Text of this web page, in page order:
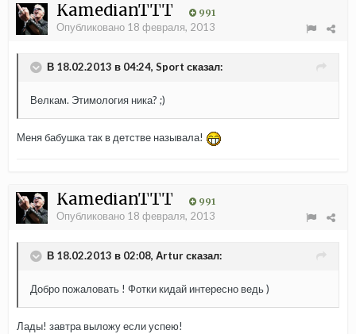
KamedianTTT 991
Опубликовано 18 февраля, 2013
В 18.02.2013 в 04:24, Sport сказал:
Велкам. Этимология ника? ;)
Меня бабушка так в детстве называла!
KamedianTTT 991
Опубликовано 18 февраля, 2013
В 18.02.2013 в 02:08, Аrtur сказал:
Добро пожаловать ! Фотки кидай интересно ведь )
Лады! завтра выложу если успею!